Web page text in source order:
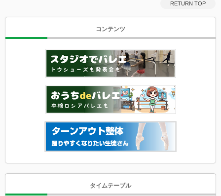
RETURN TOP
コンテンツ
タイムテーブル